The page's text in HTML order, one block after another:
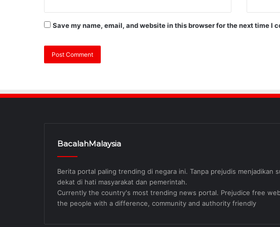
Save my name, email, and website in this browser for the next time I
BacalahMalaysia
Berita portal paling trending di negara ini. Tanpa prejudis menjadikan
dekat di hati masyarakat dan pemerintah.
Currently the country's most trending news portal. Prejudice free
the people with a difference, community and authority friendly